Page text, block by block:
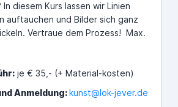
diesem Kurs lassen wir Linien
auftauchen und Bilder sich ganz
Vertraue dem Prozess! Max.
je € 35,- (+ Material-kosten)
Anmeldung:kunst@lok-jever.de